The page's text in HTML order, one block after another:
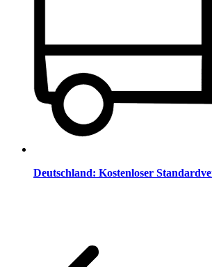
Deutschland: Kostenloser